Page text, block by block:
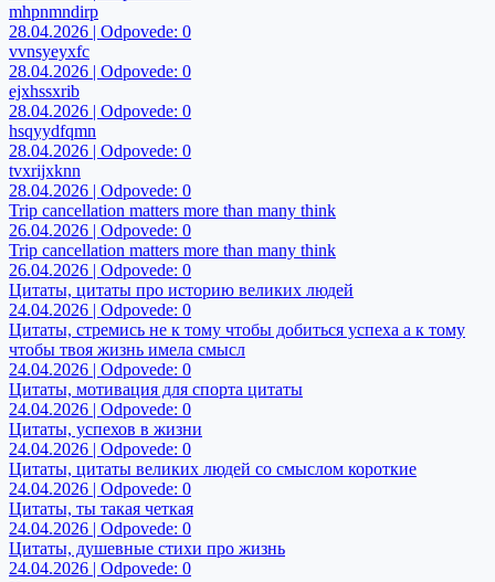
mhpnmndirp
28.04.2026 | Odpovede: 0
vvnsyeyxfc
28.04.2026 | Odpovede: 0
ejxhssxrib
28.04.2026 | Odpovede: 0
hsqyydfqmn
28.04.2026 | Odpovede: 0
tvxrijxknn
28.04.2026 | Odpovede: 0
Trip cancellation matters more than many think
26.04.2026 | Odpovede: 0
Trip cancellation matters more than many think
26.04.2026 | Odpovede: 0
Цитаты, цитаты про историю великих людей
24.04.2026 | Odpovede: 0
Цитаты, стремись не к тому чтобы добиться успеха а к тому
чтобы твоя жизнь имела смысл
24.04.2026 | Odpovede: 0
Цитаты, мотивация для спорта цитаты
24.04.2026 | Odpovede: 0
Цитаты, успехов в жизни
24.04.2026 | Odpovede: 0
Цитаты, цитаты великих людей со смыслом короткие
24.04.2026 | Odpovede: 0
Цитаты, ты такая четкая
24.04.2026 | Odpovede: 0
Цитаты, душевные стихи про жизнь
24.04.2026 | Odpovede: 0